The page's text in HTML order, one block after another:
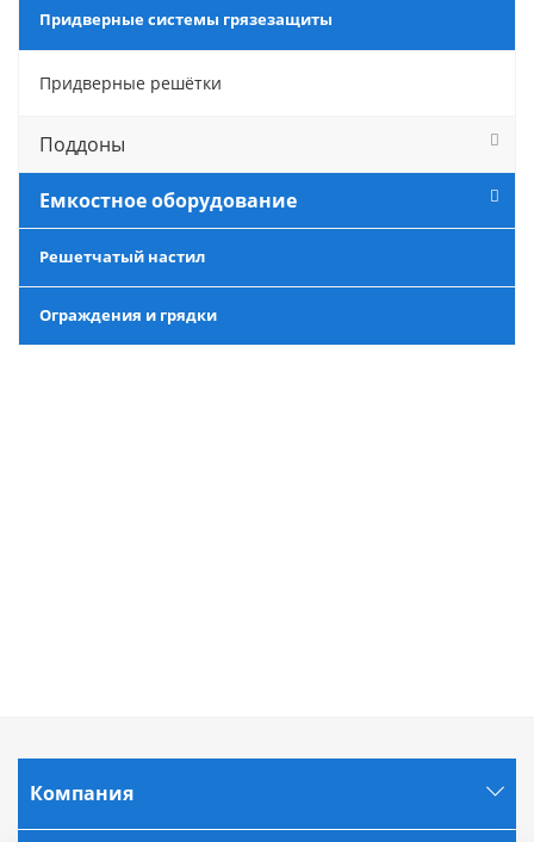
Придверные системы грязезащиты
Придверные решётки
Поддоны
Емкостное оборудование
Решетчатый настил
Ограждения и грядки
Компания